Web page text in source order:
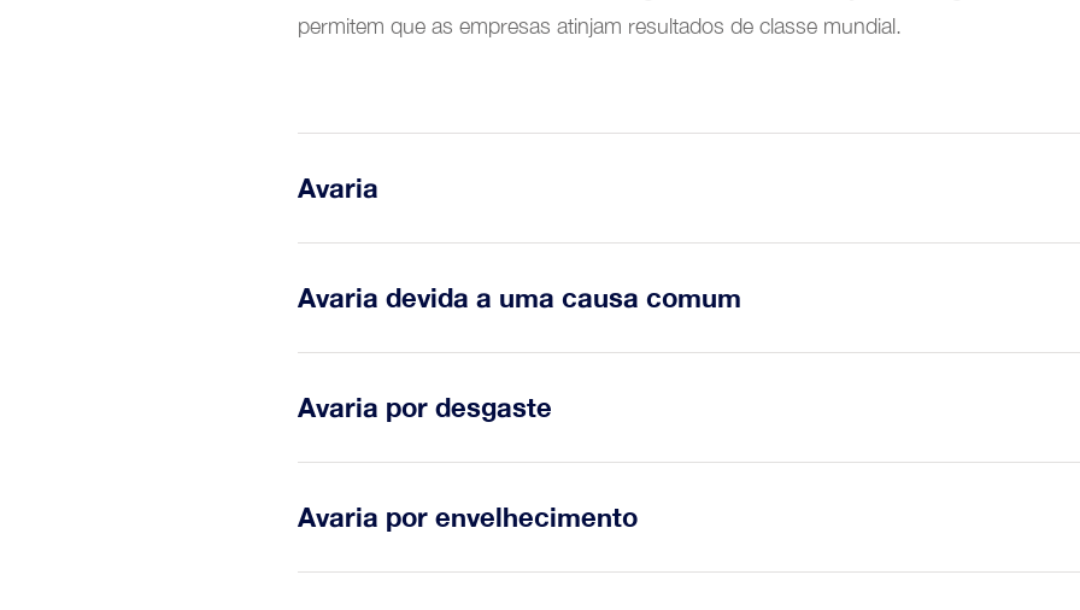
Transformação Digital
tomada de decisão.
permitem que as empresas atinjam resultados de classe mundial.
Avaria
Avaria devida a uma causa comum
umas pelas outras.
Avaria por desgaste
unidades de utilização do bem ou com as solicitações que lhe são aplicadas.
Avaria por envelhecimento